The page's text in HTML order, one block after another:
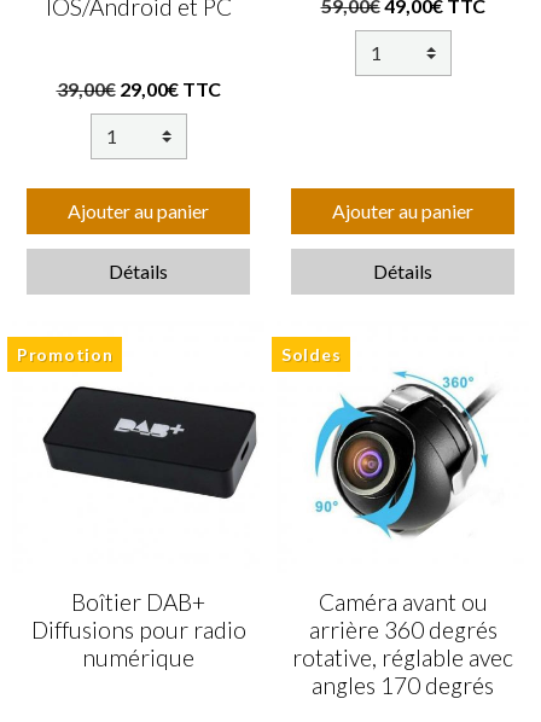
IOS/Android et PC
39,00€ 29,00€ TTC
Ajouter au panier
Détails
59,00€49,00€ TTC
Ajouter au panier
Détails
Promotion
Boîtier DAB+
Diffusions pour radio
numérique
Soldes
Caméra avant ou
arrière 360 degrés
rotative, réglable avec
angles 170 degrés